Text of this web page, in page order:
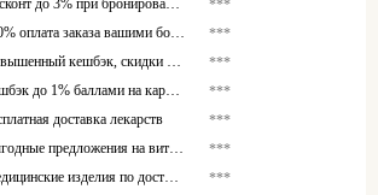
***
***
***
***
доставка лекарств
***
***
***